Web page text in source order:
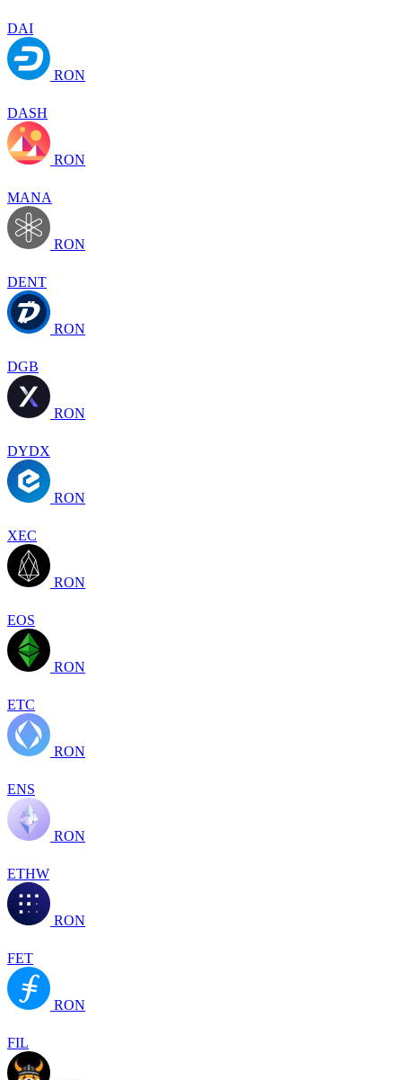
DAI
RON
DASH
RON
MANA
RON
DENT
RON
DGB
RON
DYDX
RON
XEC
RON
EOS
RON
ETC
RON
ENS
RON
ETHW
RON
FET
RON
FIL